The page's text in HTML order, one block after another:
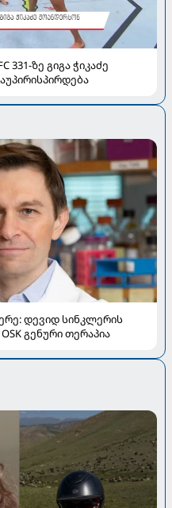
331-ზე გიგა ჭიკაძე
დევიდ სინკლერის
გენური თერაპია